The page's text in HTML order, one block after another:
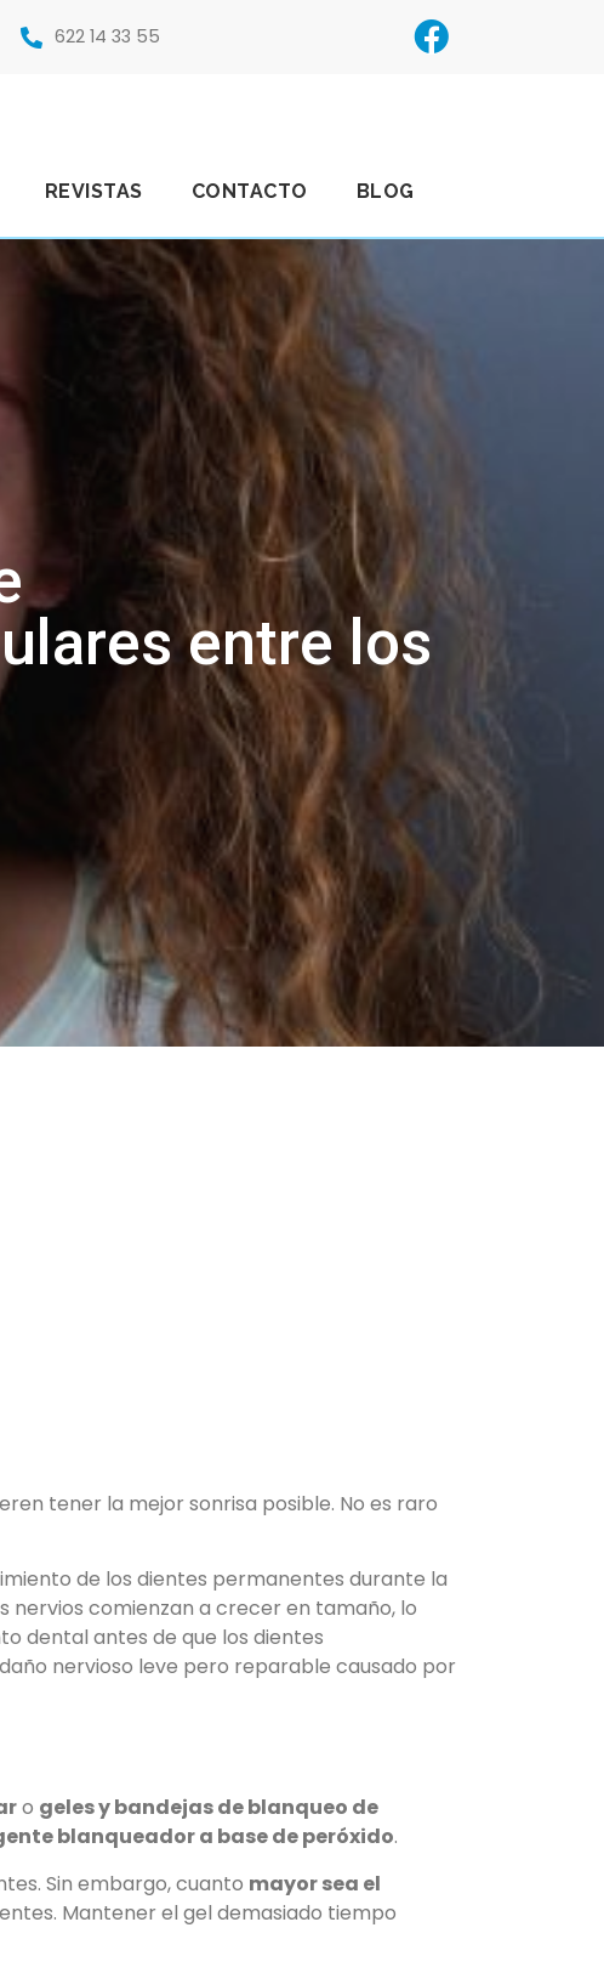
622 14 33 55
REVISTAS CONTACTO BLOG
entre los
tener la mejor sonrisa posible. No es raro
de los dientes permanentes durante la
nervios comienzan a crecer en tamaño, lo
dental antes de que los dientes
nervioso leve pero reparable causado por
o geles y bandejas de blanqueo de
blanqueador a base de peróxido.
Sin embargo, cuanto mayor sea el
Mantener el gel demasiado tiempo